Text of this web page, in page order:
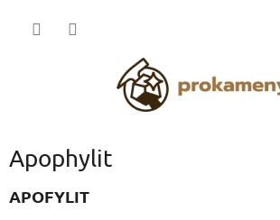
Apophylit
APOFYLIT